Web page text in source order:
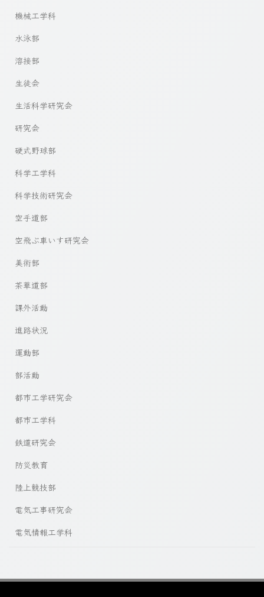
機械工学科
水泳部
溶接部
生徒会
生活科学研究会
研究会
硬式野球部
科学工学科
科学技術研究会
空手道部
空飛ぶ車いす研究会
美術部
茶華道部
課外活動
進路状況
運動部
部活動
都市工学研究会
都市工学科
鉄道研究会
防災教育
陸上競技部
電気工事研究会
電気情報工学科